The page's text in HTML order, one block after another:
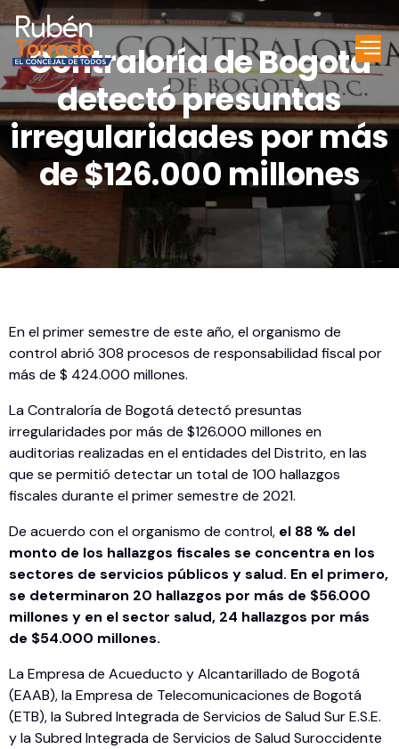
Contraloría de Bogotá
detectó presuntas
irregularidades por más
de $126.000 millones
En el primer semestre de este año, el organismo de
control abrió 308 procesos de responsabilidad fiscal por
más de $ 424.000 millones.
La Contraloría de Bogotá detectó presuntas
irregularidades por más de $126.000 millones en
auditorias realizadas en el entidades del Distrito, en las
que se permitió detectar un total de 100 hallazgos
fiscales durante el primer semestre de 2021.
De acuerdo con el organismo de control, el 88 % del
monto de los hallazgos fiscales se concentra en los
sectores de servicios públicos y salud. En el primero,
se determinaron 20 hallazgos por más de $56.000
millones y en el sector salud, 24 hallazgos por más
de $54.000 millones.
La Empresa de Acueducto y Alcantarillado de Bogotá
(EAAB), la Empresa de Telecomunicaciones de Bogotá
(ETB), la Subred Integrada de Servicios de Salud Sur E.S.E.
y la Subred Integrada de Servicios de Salud Suroccidente